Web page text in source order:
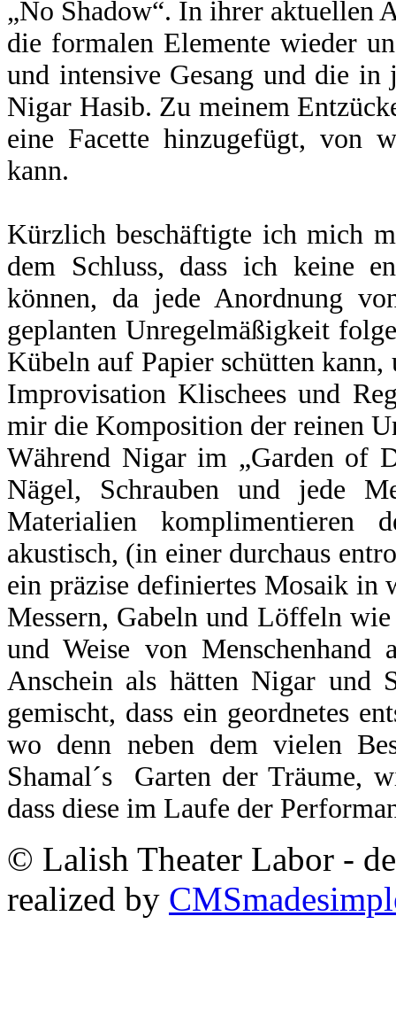
„No Shadow“. In ihrer aktuellen
die formalen Elemente wieder
und intensive Gesang und die in
Nigar Hasib. Zu meinem
eine Facette hinzugefügt, von
kann.
Kürzlich beschäftigte ich mich
dem Schluss, dass ich keine
können, da jede Anordnung
geplanten Unregelmäßigkeit
Kübeln auf Papier schütten kann,
Improvisation Klischees und
mir die Komposition der reinen
Während Nigar im „Garden of
Nägel, Schrauben und jede
Materialien komplimentieren
akustisch, (in einer durchaus
ein präzise definiertes Mosaik in
Messern, Gabeln und Löffeln
und Weise von Menschenhand
Anschein als hätten Nigar und
gemischt, dass ein geordnetes
wo denn neben dem vielen
Shamal´s Garten der Träume,
dass diese im Laufe der
© Lalish Theater Labor -
realized by